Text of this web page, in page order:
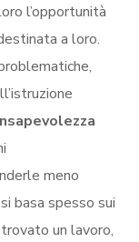
l’opportunità
a loro.
meno
basa spesso sui
un lavoro,